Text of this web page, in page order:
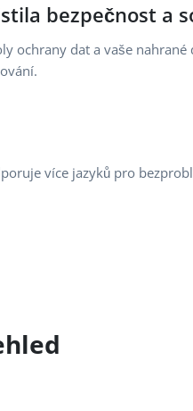
bezpečnost a
ochrany dat a vaše
více jazyků pro